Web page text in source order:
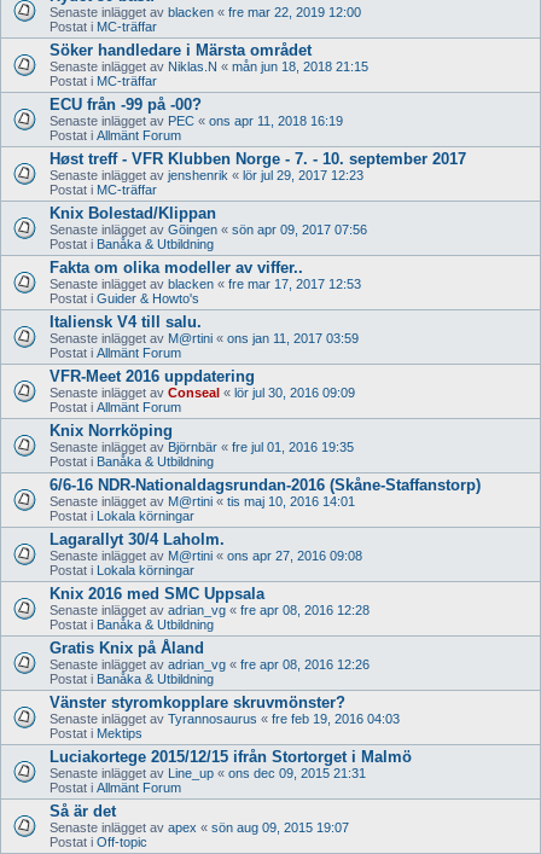
Senaste inlägget av blacken « fre mar 22, 2019 12:00
Postat i MC-träffar
Söker handledare i Märsta området
Senaste inlägget av Niklas.N « mån jun 18, 2018 21:15
Postat i MC-träffar
ECU från -99 på -00?
Senaste inlägget av PEC « ons apr 11, 2018 16:19
Postat i Allmänt Forum
Høst treff - VFR Klubben Norge - 7. - 10. september 2017
Senaste inlägget av jenshenrik « lör jul 29, 2017 12:23
Postat i MC-träffar
Knix Bolestad/Klippan
Senaste inlägget av Göingen « sön apr 09, 2017 07:56
Postat i Banåka & Utbildning
Fakta om olika modeller av viffer..
Senaste inlägget av blacken « fre mar 17, 2017 12:53
Postat i Guider & Howto's
Italiensk V4 till salu.
Senaste inlägget av M@rtini « ons jan 11, 2017 03:59
Postat i Allmänt Forum
VFR-Meet 2016 uppdatering
Senaste inlägget av Conseal « lör jul 30, 2016 09:09
Postat i Allmänt Forum
Knix Norrköping
Senaste inlägget av Björnbär « fre jul 01, 2016 19:35
Postat i Banåka & Utbildning
6/6-16 NDR-Nationaldagsrundan-2016 (Skåne-Staffanstorp)
Senaste inlägget av M@rtini « tis maj 10, 2016 14:01
Postat i Lokala körningar
Lagarallyt 30/4 Laholm.
Senaste inlägget av M@rtini « ons apr 27, 2016 09:08
Postat i Lokala körningar
Knix 2016 med SMC Uppsala
Senaste inlägget av adrian_vg « fre apr 08, 2016 12:28
Postat i Banåka & Utbildning
Gratis Knix på Åland
Senaste inlägget av adrian_vg « fre apr 08, 2016 12:26
Postat i Banåka & Utbildning
Vänster styromkopplare skruvmönster?
Senaste inlägget av Tyrannosaurus « fre feb 19, 2016 04:03
Postat i Mektips
Luciakortege 2015/12/15 ifrån Stortorget i Malmö
Senaste inlägget av Line_up « ons dec 09, 2015 21:31
Postat i Allmänt Forum
Så är det
Senaste inlägget av apex « sön aug 09, 2015 19:07
Postat i Off-topic